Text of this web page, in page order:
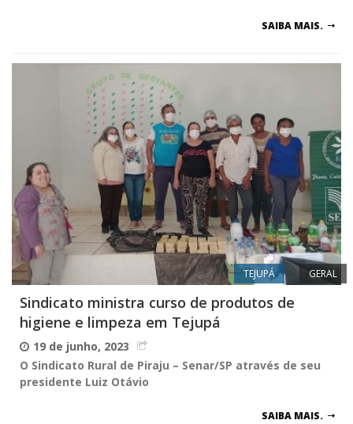
SAIBA MAIS.
TEJUPÁ GERAL
Sindicato ministra curso de produtos de
higiene e limpeza em Tejupá
19 de junho, 2023
O Sindicato Rural de Piraju – Senar/SP através de seu
presidente Luiz Otávio
SAIBA MAIS.